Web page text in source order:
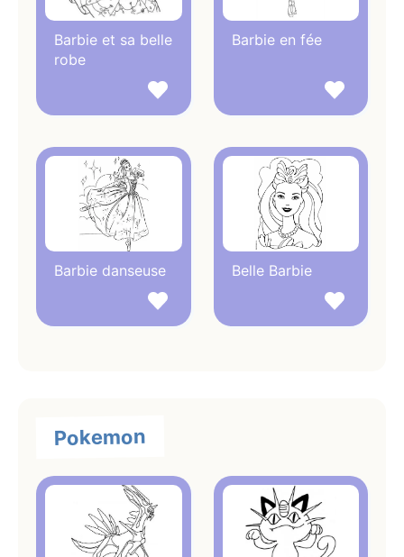
Barbie et sa belle
robe
Barbie en fée
Barbie danseuse Belle Barbie
Pokemon